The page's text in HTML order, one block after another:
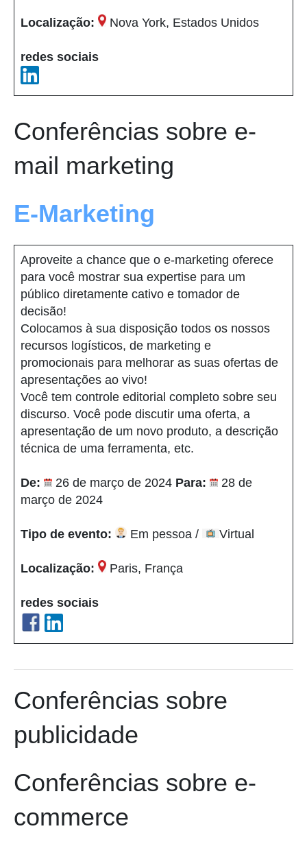
Localização: Nova York, Estados Unidos
redes sociais
Conferências sobre e-
mail marketing
E-Marketing
Aproveite a chance que o e-marketing oferece
para você mostrar sua expertise para um
público diretamente cativo e tomador de
decisão!
Colocamos à sua disposição todos os nossos
recursos logísticos, de marketing e
promocionais para melhorar as suas ofertas de
apresentações ao vivo!
Você tem controle editorial completo sobre seu
discurso. Você pode discutir uma oferta, a
apresentação de um novo produto, a descrição
técnica de uma ferramenta, etc.
De: 26 de março de 2024 Para:
28 de
março de 2024
Tipo de evento: Em pessoa / Virtual
Localização: Paris, França
redes sociais
Conferências sobre
publicidade
Conferências sobre e-
commerce